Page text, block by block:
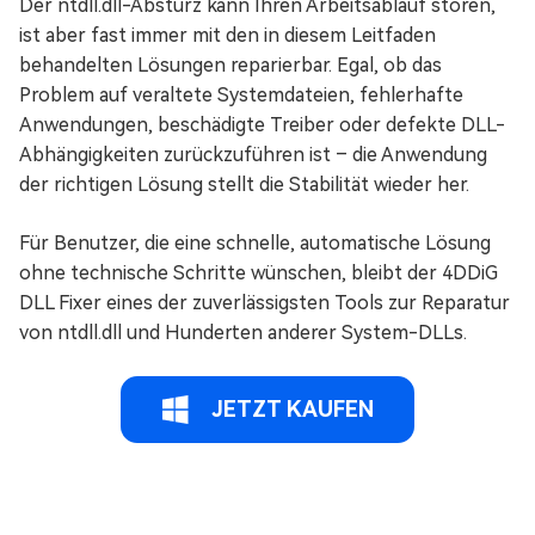
Der ntdll.dll-Absturz kann Ihren Arbeitsablauf stören,
ist aber fast immer mit den in diesem Leitfaden
behandelten Lösungen reparierbar. Egal, ob das
Problem auf veraltete Systemdateien, fehlerhafte
Anwendungen, beschädigte Treiber oder defekte DLL-
Abhängigkeiten zurückzuführen ist – die Anwendung
der richtigen Lösung stellt die Stabilität wieder her.
Für Benutzer, die eine schnelle, automatische Lösung
ohne technische Schritte wünschen, bleibt der 4DDiG
DLL Fixer eines der zuverlässigsten Tools zur Reparatur
von ntdll.dll und Hunderten anderer System-DLLs.
JETZT KAUFEN